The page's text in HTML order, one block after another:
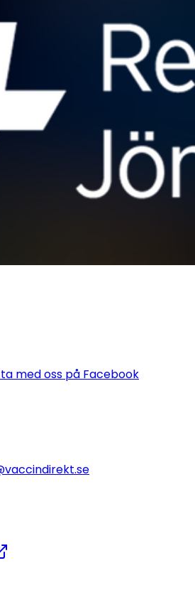
med oss på Facebook